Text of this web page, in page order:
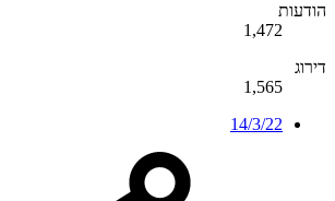
הודעות
1,472
דירוג
1,565
14/3/22